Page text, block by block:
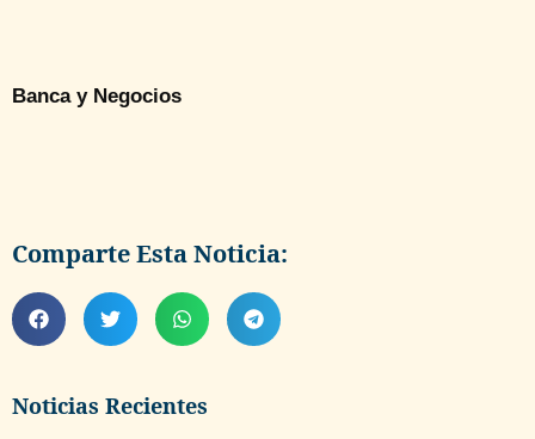
Noticias Recientes
Banca y Negocios
Comparte Esta Noticia: